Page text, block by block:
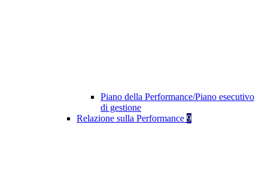
Piano della Performance/Piano esecutivo
di gestione
Relazione sulla Performance 9